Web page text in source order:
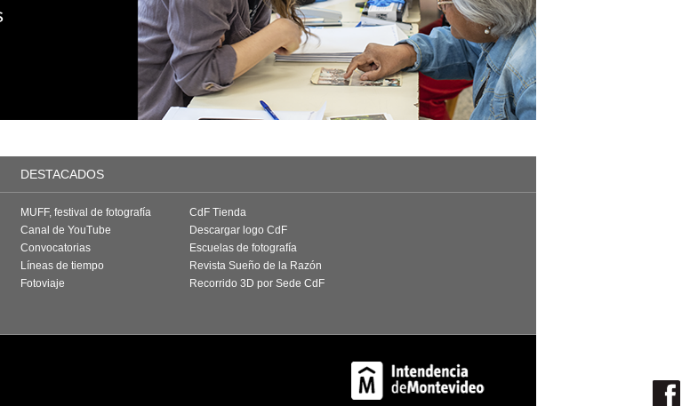
DESTACADOS
MUFF, festival de fotografía
Canal de YouTube
Convocatorias
Líneas de tiempo
Fotoviaje
CdF Tienda
Descargar logo CdF
Escuelas de fotografía
Revista Sueño de la Razón
Recorrido 3D por Sede CdF